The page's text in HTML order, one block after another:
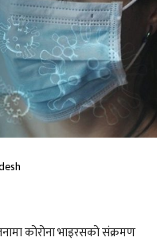
कोरोना भाइरसको संक्रमण